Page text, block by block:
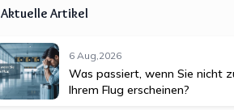
Aktuelle Artikel
6 Aug,2026
Was passiert, wenn Sie nicht
Ihrem Flug erscheinen?